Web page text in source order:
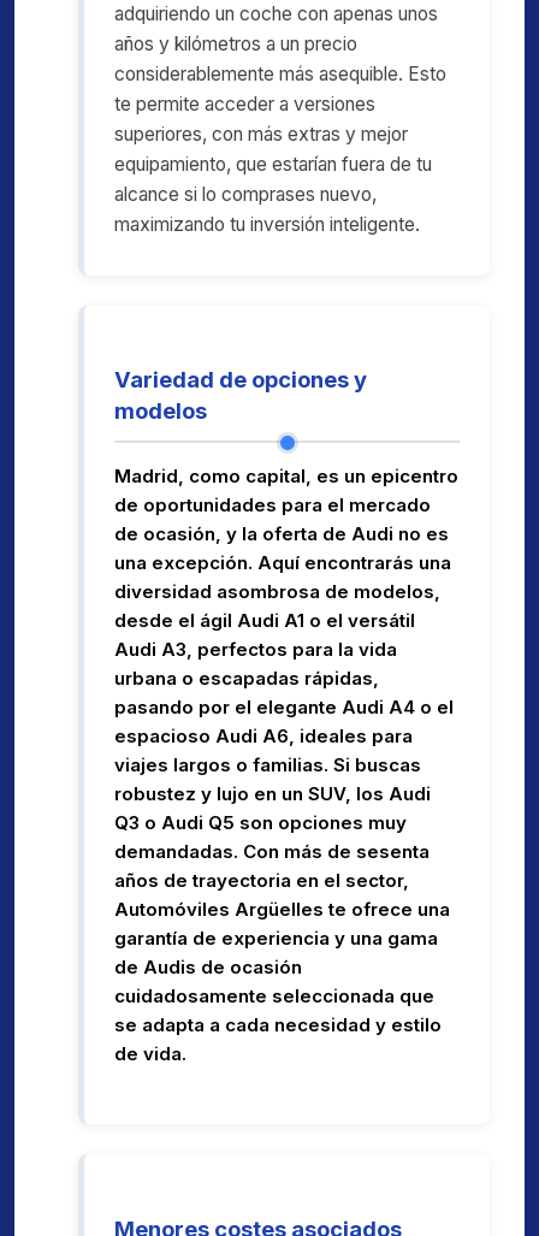
adquiriendo un coche con apenas unos
años y kilómetros a un precio
considerablemente más asequible. Esto
te permite acceder a versiones
superiores, con más extras y mejor
equipamiento, que estarían fuera de tu
alcance si lo comprases nuevo,
maximizando tu inversión inteligente.
Variedad de opciones y
modelos
Madrid, como capital, es un epicentro
de oportunidades para el mercado
de ocasión, y la oferta de Audi no es
una excepción. Aquí encontrarás una
diversidad asombrosa de modelos,
desde el ágil Audi A1 o el versátil
Audi A3, perfectos para la vida
urbana o escapadas rápidas,
pasando por el elegante Audi A4 o el
espacioso Audi A6, ideales para
viajes largos o familias. Si buscas
robustez y lujo en un SUV, los Audi
Q3 o Audi Q5 son opciones muy
demandadas. Con más de sesenta
años de trayectoria en el sector,
Automóviles Argüelles te ofrece una
garantía de experiencia y una gama
de Audis de ocasión
cuidadosamente seleccionada que
se adapta a cada necesidad y estilo
de vida.
Menores costes asociados